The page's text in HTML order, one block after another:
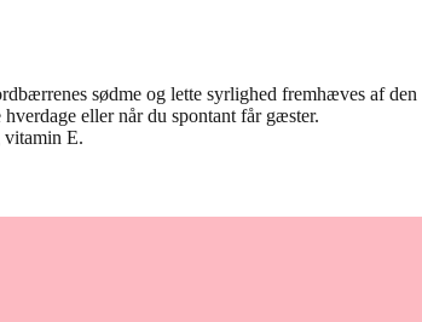
sødme og lette syrlighed fremhæves af den
eller når du spontant får gæster.
vitamin E.